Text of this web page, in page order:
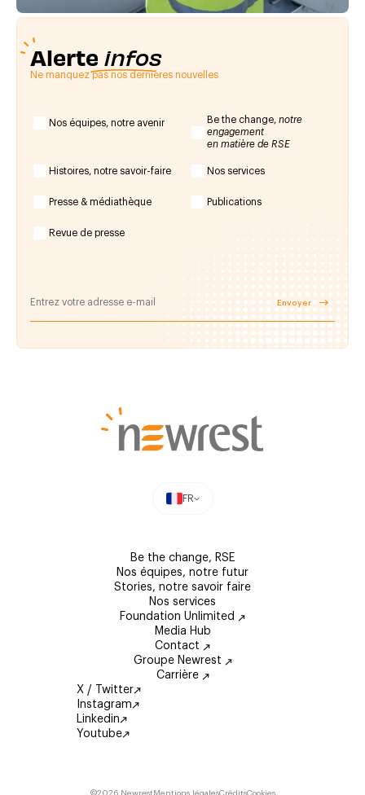
Alerte infos
Ne manquez pas nos dernières nouvelles
Nos équipes, notre avenir Be the change, notre
engagement
en matière de RSE
Histoires, notre savoir-faire Nos services
Presse & médiathèque Publications
Revue de presse
Envoyer
FR
Be the change, RSE
Nos équipes, notre futur
Stories, notre savoir faire
Nos services
Foundation Unlimited
Media Hub
Contact
Groupe Newrest
Carrière
X / Twitter
Instagram
Linkedin
Youtube
©2026 Newrest Mentions légalesCréditsCookies